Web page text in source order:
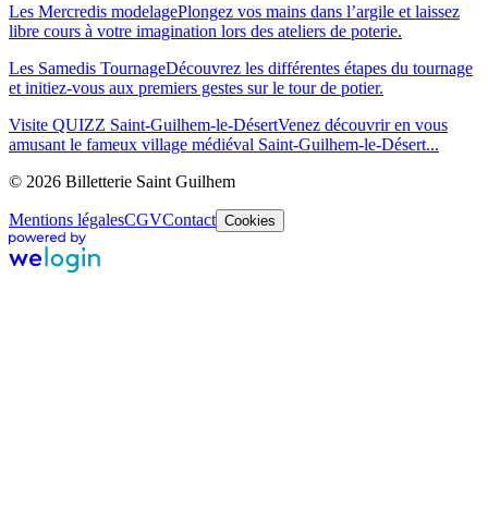
Les Mercredis modelagePlongez vos mains dans l’argile et laissez
libre cours à votre imagination lors des ateliers de poterie.
Les Samedis TournageDécouvrez les différentes étapes du tournage
et initiez-vous aux premiers gestes sur le tour de potier.
Visite QUIZZ Saint-Guilhem-le-DésertVenez découvrir en vous
amusant le fameux village médiéval Saint-Guilhem-le-Désert...
© 2026 Billetterie Saint Guilhem
Mentions légalesCGVContact Cookies